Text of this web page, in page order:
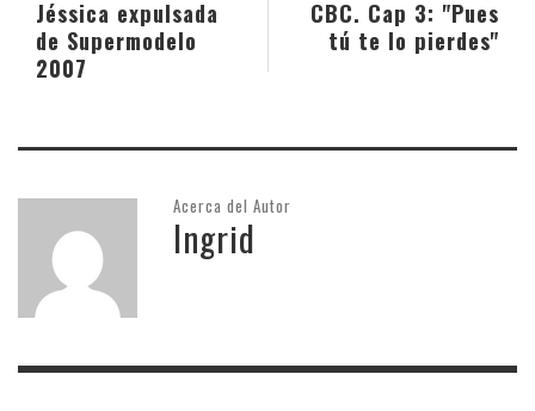
CBC. Cap 3: "Pues
tú te lo pierdes"
Jéssica expulsada
de Supermodelo
2007
Acerca del Autor
Ingrid